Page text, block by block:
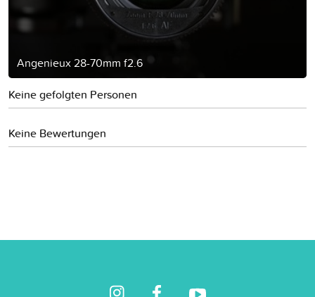
Angenieux 28-70mm f2.6
Keine gefolgten Personen
Keine Bewertungen